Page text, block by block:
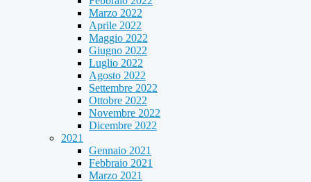
Marzo 2022
Aprile 2022
Maggio 2022
Giugno 2022
Luglio 2022
Agosto 2022
Settembre 2022
Ottobre 2022
Novembre 2022
Dicembre 2022
2021
Gennaio 2021
Febbraio 2021
Marzo 2021